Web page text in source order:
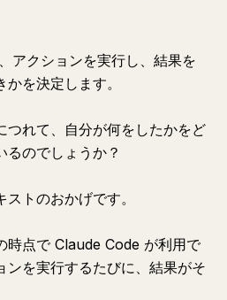
アクションを実行し、結果を
を決定します。
つれて、自分が何をしたかをど
るのでしょうか？
トのおかげです。
時点で Claude Code が利用で
ンを実行するたびに、結果がそ